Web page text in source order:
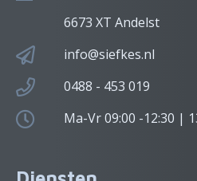
6673 XT Andelst
info@siefkes.nl
0488 - 453 019
Ma-Vr 09:00 -12:30 |